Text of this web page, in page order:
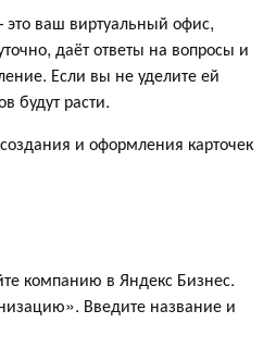
ваш виртуальный офис,
даёт ответы на вопросы и
Если вы не уделите ей
будут расти.
и оформления карточек
компанию в Яндекс Бизнес.
Введите название и